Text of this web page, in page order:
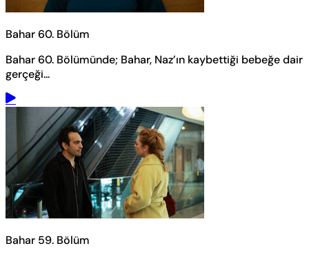
Bahar 60. Bölüm
Bahar 60. Bölümünde; Bahar, Naz’ın kaybettiği bebeğe dair
gerçeği...
Bahar 59. Bölüm